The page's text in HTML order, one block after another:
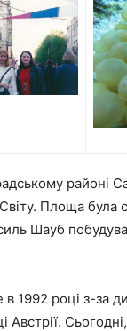
районі
Площа була
Шауб
1992 році з-за